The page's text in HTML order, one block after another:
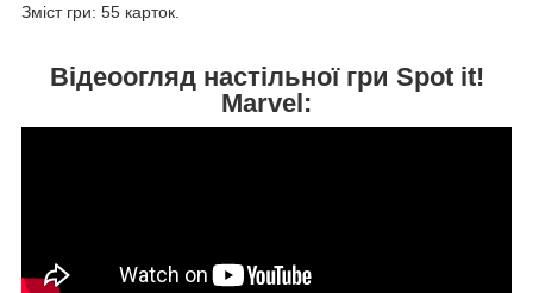
Зміст гри: 55 карток.
Відеоогляд настільної гри Spot it!
Marvel: